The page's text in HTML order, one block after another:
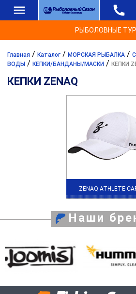
РЫБОЛОВНЫЕ
Главная / Каталог / МОРСКАЯ РЫБАЛКА /
ВОДЫ / КЕПКИ/БАНДАНЫ/МАСКИ / КЕПКИ
КЕПКИ ZENAQ
ZENAQ ATHLETE
Наши